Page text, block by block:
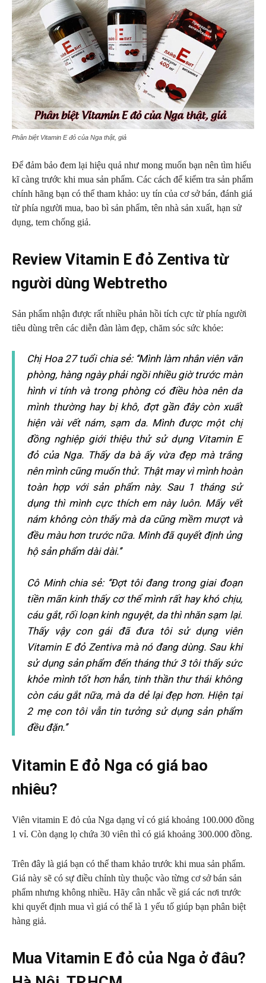
Phân biệt Vitamin E đỏ của Nga thật, giả
Để đảm bảo đem lại hiệu quả như mong muốn bạn nên tìm hiểu
kĩ càng trước khi mua sản phẩm. Các cách để kiểm tra sản phẩm
chính hãng bạn có thể tham khảo: uy tín của cơ sở bán, đánh giá
từ phía người mua, bao bì sản phẩm, tên nhà sản xuất, hạn sử
dụng, tem chống giả.
Review Vitamin E đỏ Zentiva từ
người dùng Webtretho
Sản phẩm nhận được rất nhiều phản hồi tích cực từ phía người
tiêu dùng trên các diễn đàn làm đẹp, chăm sóc sức khỏe:
Chị Hoa 27 tuổi chia sẻ: ‘‘Mình làm nhân viên văn
phòng, hàng ngày phải ngồi nhiều giờ trước màn
hình vi tính và trong phòng có điều hòa nên da
mình thường hay bị khô, đợt gần đây còn xuất
hiện vài vết nám, sạm da. Mình được một chị
đồng nghiệp giới thiệu thử sử dụng Vitamin E
đỏ của Nga. Thấy da bà ấy vừa đẹp mà trắng
nên mình cũng muốn thử. Thật may vì mình hoàn
toàn hợp với sản phẩm này. Sau 1 tháng sử
dụng thì mình cực thích em này luôn. Mấy vết
nám không còn thấy mà da cũng mềm mượt và
đều màu hơn trước nữa. Mình đã quyết định ủng
hộ sản phẩm dài dài.’’
Cô Minh chia sẻ: ‘‘Đợt tôi đang trong giai đoạn
tiền mãn kinh thấy cơ thể mình rất hay khó chịu,
cáu gắt, rối loạn kinh nguyệt, da thì nhăn sạm lại.
Thấy vậy con gái đã đưa tôi sử dụng viên
Vitamin E đỏ Zentiva mà nó đang dùng. Sau khi
sử dụng sản phẩm đến tháng thứ 3 tôi thấy sức
khỏe mình tốt hơn hẳn, tinh thần thư thái không
còn cáu gắt nữa, mà da dẻ lại đẹp hơn. Hiện tại
2 mẹ con tôi vẫn tin tưởng sử dụng sản phẩm
đều đặn.’’
Vitamin E đỏ Nga có giá bao
nhiêu?
Viên vitamin E đỏ của Nga dạng vỉ có giá khoảng 100.000 đồng
1 vỉ. Còn dạng lọ chứa 30 viên thì có giá khoảng 300.000 đồng.
Trên đây là giá bạn có thể tham khảo trước khi mua sản phẩm.
Giá này sẽ có sự điều chỉnh tùy thuộc vào từng cơ sở bán sản
phẩm nhưng không nhiều. Hãy cân nhắc về giá các nơi trước
khi quyết định mua vì giá có thể là 1 yếu tố giúp bạn phân biệt
hàng giả.
Mua Vitamin E đỏ của Nga ở đâu?